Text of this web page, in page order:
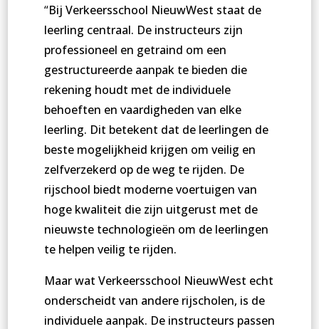
“Bij Verkeersschool NieuwWest staat de
leerling centraal. De instructeurs zijn
professioneel en getraind om een
gestructureerde aanpak te bieden die
rekening houdt met de individuele
behoeften en vaardigheden van elke
leerling. Dit betekent dat de leerlingen de
beste mogelijkheid krijgen om veilig en
zelfverzekerd op de weg te rijden. De
rijschool biedt moderne voertuigen van
hoge kwaliteit die zijn uitgerust met de
nieuwste technologieën om de leerlingen
te helpen veilig te rijden.
Maar wat Verkeersschool NieuwWest echt
onderscheidt van andere rijscholen, is de
individuele aanpak. De instructeurs passen